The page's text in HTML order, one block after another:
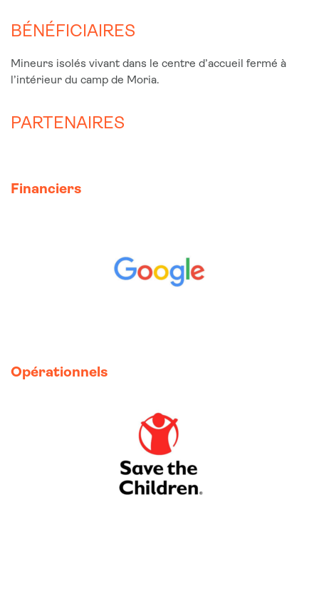
BÉNÉFICIAIRES
Mineurs isolés vivant dans le centre d’accueil fermé à
l’intérieur du camp de Moria.
PARTENAIRES
Financiers
Opérationnels